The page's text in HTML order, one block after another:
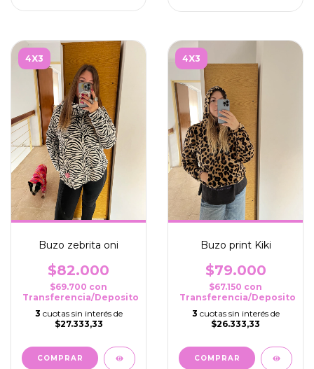
4X3
Buzo zebrita oni
$82.000
$69.700 con
Transferencia/Deposito
3 cuotas sin interés de
$27.333,33
COMPRAR
4X3
Buzo print Kiki
$79.000
$67.150 con
Transferencia/Deposito
3 cuotas sin interés de
$26.333,33
COMPRAR